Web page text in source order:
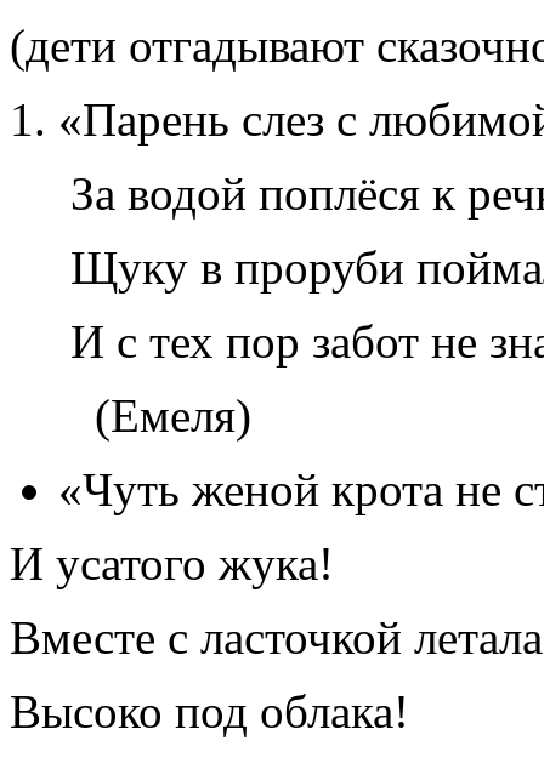
(дети отгадывают
«Парень слез с
За водой поплёся к
Щуку в проруби
И с тех пор забот не
(Емеля)
«Чуть женой крота не
И усатого жука!
Вместе с ласточкой летала
Высоко под облака!